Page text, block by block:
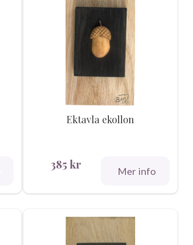
Ektavla ekollon
385kr Mer info